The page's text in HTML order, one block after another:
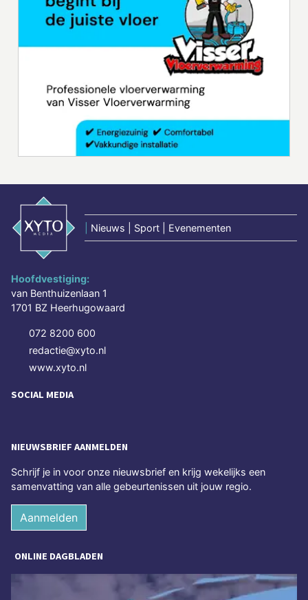
Nieuws | Sport | Evenementen
Hoofdvestiging:
van Benthuizenlaan 1
1701 BZ Heerhugowaard
072 8200 600
redactie@xyto.nl
www.xyto.nl
SOCIAL MEDIA
NIEUWSBRIEF AANMELDEN
Schrijf je in voor onze nieuwsbrief en krijg wekelijks een
samenvatting van alle gebeurtenissen uit jouw regio.
Aanmelden
ONLINE DAGBLADEN